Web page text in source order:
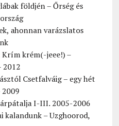
földjén – Őrség és
ahonnan varázslatos
Krím krém(-jeee!) –
2012
Csetfalváig – egy hét
I-III. 2005-2006
kalandunk – Uzghoorod,